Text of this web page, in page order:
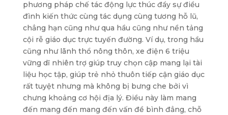
phương pháp chế tác động lực thúc đẩy sự điều
đình kiến thức cùng tác dụng cùng tương hỗ lũ,
chẳng hạn cũng như qua hầu cũng như nền tảng
cội rễ giáo dục trực tuyến đường. Ví dụ, trong hầu
cũng như lãnh thổ nông thôn, xe điện 6 triệu
vững dĩ nhiên trợ giúp truy chọn cập mang lại tài
liệu học tập, giúp trẻ nhỏ thuôn tiếp cận giáo dục
rất tuyệt nhưng mà không bị bưng che bởi vì
chưng khoảng cơ hội địa lý. Điều này làm mang
đến mang đến mang đến vấn đề bình đẳng, chỗ